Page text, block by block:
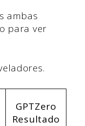
ambas
para ver
GPTZero
Resultado